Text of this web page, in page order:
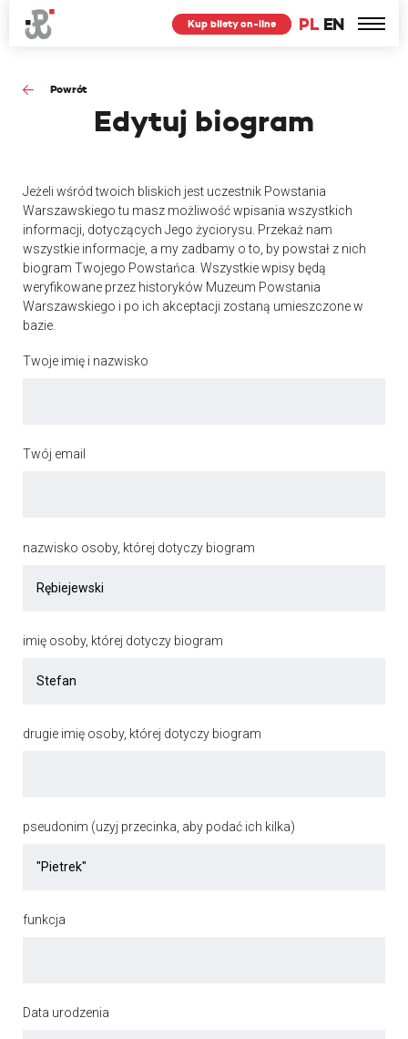
PL EN
Kup bilety on-line
Powrót
Edytuj biogram
Jeżeli wśród twoich bliskich jest uczestnik Powstania
Warszawskiego tu masz możliwość wpisania wszystkich
informacji, dotyczących Jego życiorysu. Przekaż nam
wszystkie informacje, a my zadbamy o to, by powstał z nich
biogram Twojego Powstańca. Wszystkie wpisy będą
weryfikowane przez historyków Muzeum Powstania
Warszawskiego i po ich akceptacji zostaną umieszczone w
bazie.
Twoje imię i nazwisko
Twój email
nazwisko osoby, której dotyczy biogram
imię osoby, której dotyczy biogram
drugie imię osoby, której dotyczy biogram
pseudonim (uzyj przecinka, aby podać ich kilka)
funkcja
Data urodzenia